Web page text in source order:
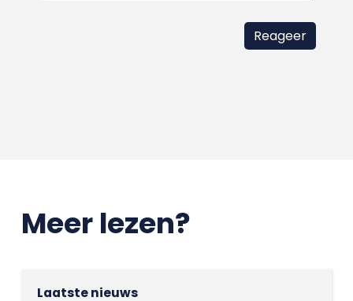
Meer lezen?
Laatste nieuws